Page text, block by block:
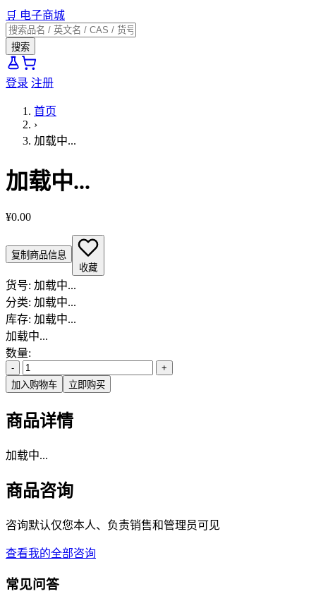
🛒 电子商城
搜索
登录 注册
首页
›
加载中...
加载中...
¥0.00
复制商品信息
收藏
货号: 加载中...
分类: 加载中...
库存: 加载中...
加载中...
数量:
-
+
加入购物车
立即购买
商品详情
加载中...
商品咨询
咨询默认仅您本人、负责销售和管理员可见
查看我的全部咨询
常见问答